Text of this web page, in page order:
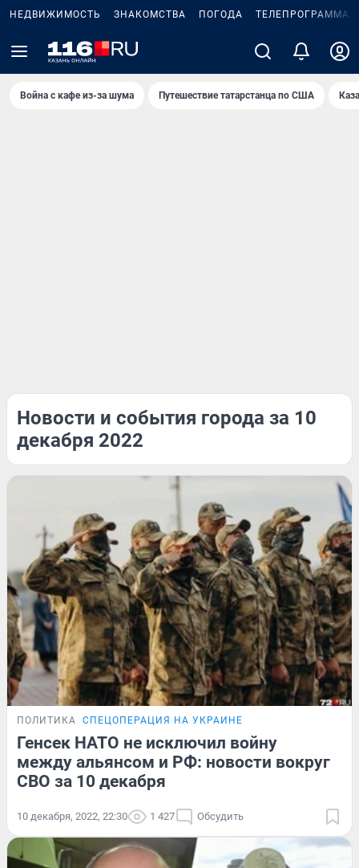
НЕДВИЖИМОСТЬ ЗНАКОМСТВА ПОГОДА ТЕЛЕПРОГРАММА
Война с кафе из-за шума Путешествие татарстанца по США
Новости и события города за 10
декабря 2022
ПОЛИТИКА СПЕЦОПЕРАЦИЯ НА УКРАИНЕ
Генсек НАТО не исключил войну
между альянсом и РФ: новости вокруг
СВО за 10 декабря
10 декабря, 2022, 22:30 1 427 Обсудить